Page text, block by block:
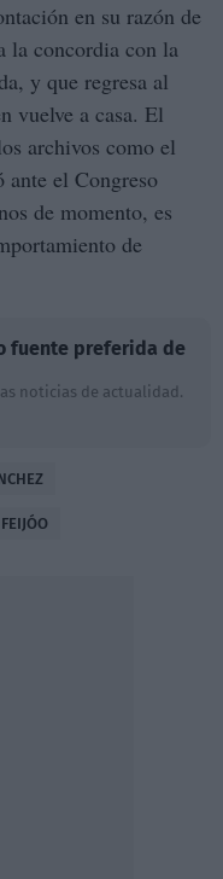
en su razón de
la concordia con la
y que regresa al
vuelve a casa. El
archivos como el
el Congreso
de momento, es
de
fuente preferida de
noticias de actualidad.